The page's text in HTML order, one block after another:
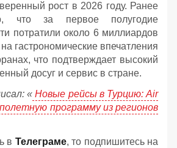
рост в 2026 году. Ранее
что за первое полугодие
потратили около 6 миллиардов
гастрономические впечатления
что подтверждает высокий
досуг и сервис в стране.
« Новые рейсы в Турцию: Air
программу из регионов
в Телеграме, то подпишитесь на